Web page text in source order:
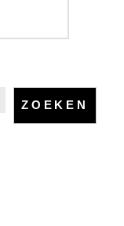
ZOEKEN